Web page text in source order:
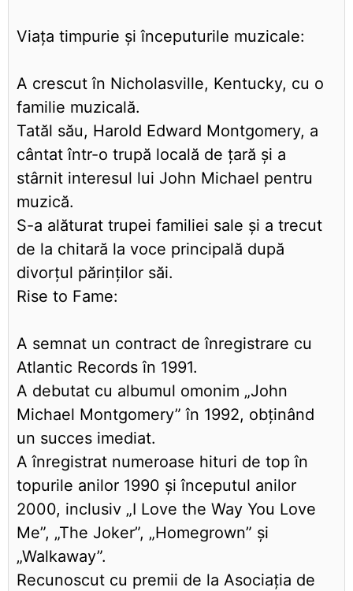
Viața timpurie și începuturile muzicale:
A crescut în Nicholasville, Kentucky, cu o
familie muzicală.
Tatăl său, Harold Edward Montgomery, a
cântat într-o trupă locală de țară și a
stârnit interesul lui John Michael pentru
muzică.
S-a alăturat trupei familiei sale și a trecut
de la chitară la voce principală după
divorțul părinților săi.
Rise to Fame:
A semnat un contract de înregistrare cu
Atlantic Records în 1991.
A debutat cu albumul omonim „John
Michael Montgomery” în 1992, obținând
un succes imediat.
A înregistrat numeroase hituri de top în
topurile anilor 1990 și începutul anilor
2000, inclusiv „I Love the Way You Love
Me”, „The Joker”, „Homegrown” și
„Walkaway”.
Recunoscut cu premii de la Asociația de